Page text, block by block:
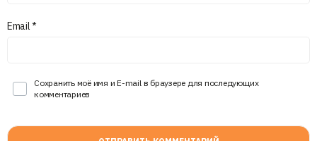
Email*
Сохранить моё имя и E-mail в браузере для последующих
комментариев